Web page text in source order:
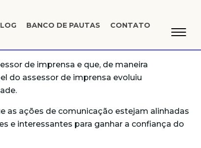
BANCO DE PAUTAS CONTATO
de imprensa e que, de maneira
do assessor de imprensa evoluiu
as ações de comunicação estejam alinhadas
e interessantes para ganhar a confiança do